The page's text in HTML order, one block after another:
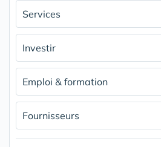
Services
Investir
Emploi & formation
Fournisseurs